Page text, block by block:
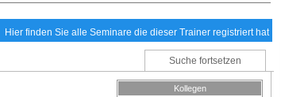
Hier finden Sie alle Seminare die dieser Trainer registriert hat
Suche fortsetzen
Kollegen